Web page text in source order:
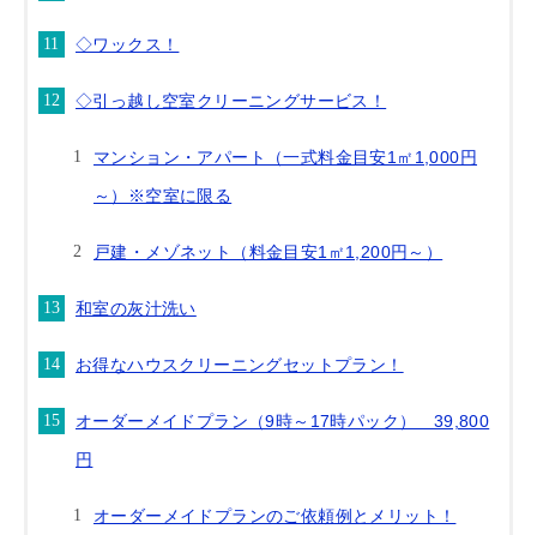
◇ワックス！
◇引っ越し空室クリーニングサービス！
マンション・アパート（一式料金目安1㎡1,000円
～）※空室に限る
戸建・メゾネット（料金目安1㎡1,200円～）
和室の灰汁洗い
お得なハウスクリーニングセットプラン！
オーダーメイドプラン（9時～17時パック） 39,800
円
オーダーメイドプランのご依頼例とメリット！